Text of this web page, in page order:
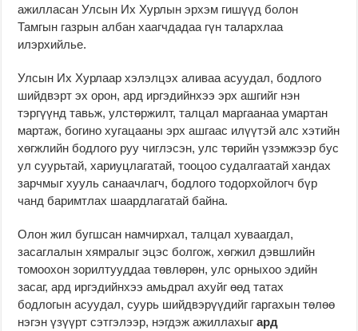
ажилласан Улсын Их Хурлын эрхэм гишүүд болон
Тамгын газрын албан хаагчдадаа гүн талархлаа
илэрхийлье.
Улсын Их Хурлаар хэлэлцэх аливаа асуудал, бодлого
шийдвэрт эх орон, ард иргэдийнхээ эрх ашгийг нэн
тэргүүнд тавьж, улстөржилт, талцал маргаанаа умартан
мартаж, богино хугацааны эрх ашгаас илүүтэй алс хэтийн
хөгжлийн бодлого руу чиглэсэн, улс төрийн үзэмжээр бус
ул суурьтай, хариуцлагатай, тооцоо судалгаатай хандах
зарчмыг хууль санаачлагч, бодлого тодорхойлогч бүр
чанд баримтлах шаардлагатай байна.
Олон жил бугшсан намчирхал, талцал хуваагдал,
засаглалын хямралыг эцэс болгож, хөгжил дэвшлийн
томоохон зорилтууддаа төвлөрөн, улс орныхоо эдийн
засаг, ард иргэдийнхээ амьдрал ахуйг өөд татах
бодлогын асуудал, суурь шийдвэрүүдийг гаргахын төлөө
нэгэн үзүүрт сэтгэлээр, нэгдэж ажиллахыгард